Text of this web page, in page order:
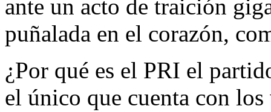
ante un acto de traición
puñalada en el corazón,
¿Por qué es el PRI el
el único que cuenta con